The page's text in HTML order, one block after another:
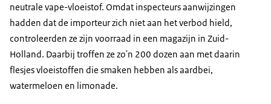
neutrale vape-vloeistof. Omdat inspecteurs aanwijzingen
hadden dat de importeur zich niet aan het verbod hield,
controleerden ze zijn voorraad in een magazijn in Zuid-
Holland. Daarbij troffen ze zo'n 200 dozen aan met daarin
flesjes vloeistoffen die smaken hebben als aardbei,
watermeloen en limonade.